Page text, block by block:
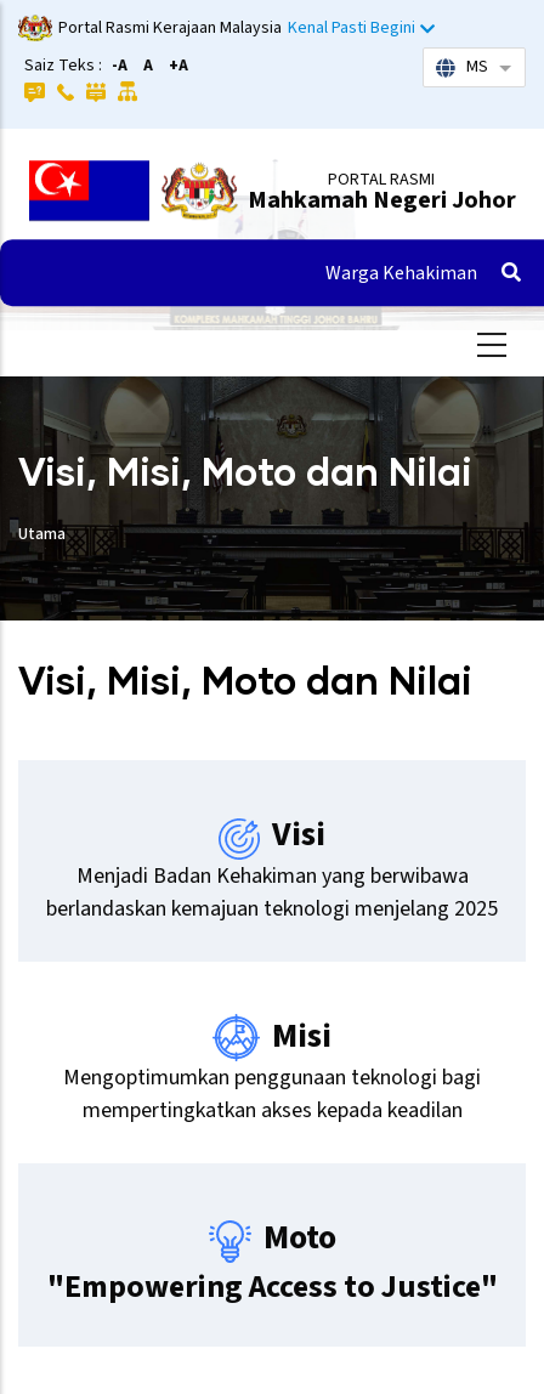
Langkau
ke
kandungan
utama
Portal Rasmi Kerajaan Malaysia Kenal Pasti Begini
Saiz Teks : -A A +A MS
PORTAL RASMI
Mahkamah Negeri Johor
Warga Kehakiman
Visi, Misi, Moto dan Nilai
Utama
Visi, Misi, Moto dan Nilai
Visi
Menjadi Badan Kehakiman yang berwibawa
berlandaskan kemajuan teknologi menjelang 2025
Misi
Mengoptimumkan penggunaan teknologi bagi
mempertingkatkan akses kepada keadilan
Moto
"Empowering Access to Justice"